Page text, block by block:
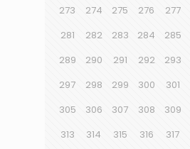
273
274 275 276 277
281
282 283 284 285
289
290 291 292 293
297
298 299 300 301
305
306 307 308 309
313
314 315 316 317